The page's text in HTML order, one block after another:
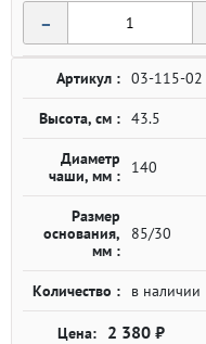
-
Артикул : 03-115-02
Высота, см : 43.5
Диаметр
чаши, мм :
140
Размер
основания,
мм :
85/30
Количество : в наличии
2 380 ₽